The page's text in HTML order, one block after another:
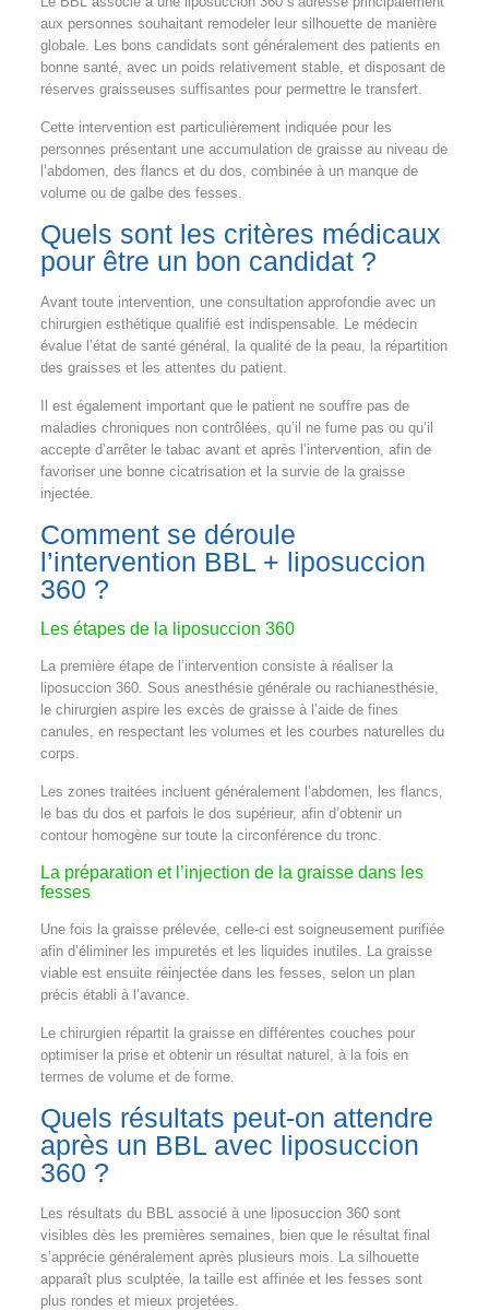
aux personnes souhaitant remodeler leur silhouette de manière
globale. Les bons candidats sont généralement des patients en
bonne santé, avec un poids relativement stable, et disposant de
réserves graisseuses suffisantes pour permettre le transfert.
Cette intervention est particulièrement indiquée pour les
personnes présentant une accumulation de graisse au niveau de
l’abdomen, des flancs et du dos, combinée à un manque de
volume ou de galbe des fesses.
Quels sont les critères médicaux
pour être un bon candidat ?
Avant toute intervention, une consultation approfondie avec un
chirurgien esthétique qualifié est indispensable. Le médecin
évalue l’état de santé général, la qualité de la peau, la répartition
des graisses et les attentes du patient.
Il est également important que le patient ne souffre pas de
maladies chroniques non contrôlées, qu’il ne fume pas ou qu’il
accepte d’arrêter le tabac avant et après l’intervention, afin de
favoriser une bonne cicatrisation et la survie de la graisse
injectée.
Comment se déroule
l’intervention BBL + liposuccion
360 ?
Les étapes de la liposuccion 360
La première étape de l’intervention consiste à réaliser la
liposuccion 360. Sous anesthésie générale ou rachianesthésie,
le chirurgien aspire les excès de graisse à l’aide de fines
canules, en respectant les volumes et les courbes naturelles du
corps.
Les zones traitées incluent généralement l’abdomen, les flancs,
le bas du dos et parfois le dos supérieur, afin d’obtenir un
contour homogène sur toute la circonférence du tronc.
La préparation et l’injection de la graisse dans les
fesses
Une fois la graisse prélevée, celle-ci est soigneusement purifiée
afin d’éliminer les impuretés et les liquides inutiles. La graisse
viable est ensuite réinjectée dans les fesses, selon un plan
précis établi à l’avance.
Le chirurgien répartit la graisse en différentes couches pour
optimiser la prise et obtenir un résultat naturel, à la fois en
termes de volume et de forme.
Quels résultats peut-on attendre
après un BBL avec liposuccion
360 ?
Les résultats du BBL associé à une liposuccion 360 sont
visibles dès les premières semaines, bien que le résultat final
s’apprécie généralement après plusieurs mois. La silhouette
apparaît plus sculptée, la taille est affinée et les fesses sont
plus rondes et mieux projetées.